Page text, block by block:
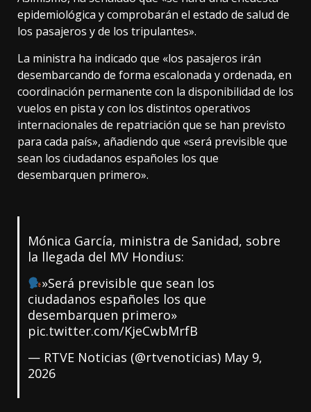
epidemiológica y comprobarán el estado de salud de
los pasajeros y de los tripulantes».
La ministra ha indicado que «los pasajeros irán
desembarcando de forma escalonada y ordenada, en
coordinación permanente con la disponibilidad de los
vuelos en pista y con los distintos operativos
internacionales de repatriación que se han previsto
para cada país», añadiendo que «será previsible que
sean los ciudadanos españoles los que
desembarquen primero».
Mónica García, ministra de Sanidad, sobre
la llegada del MV Hondius:
»Será previsible que sean los
ciudadanos españoles los que
desembarquen primero»
pic.twitter.com/KjeCwbMrfB
— RTVE Noticias (@rtvenoticias) May 9,
2026